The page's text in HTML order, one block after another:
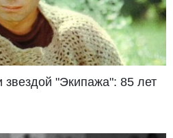
"Экипажа": 85 лет